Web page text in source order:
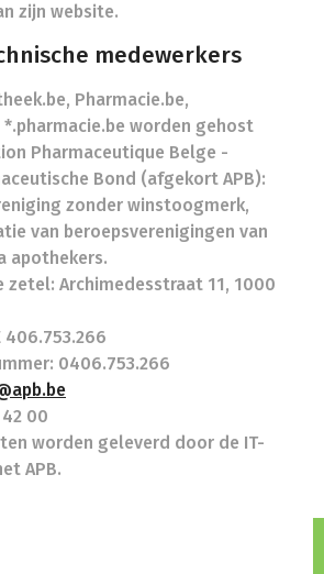
zijn website.
medewerkers
Pharmacie.be,
worden gehost
Pharmaceutique Belge -
Bond (afgekort APB):
zonder winstoogmerk,
van beroepsverenigingen van
apothekers.
zetel: Archimedesstraat 11, 1000
406.753.266
0406.753.266
00
worden geleverd door de IT-
APB.